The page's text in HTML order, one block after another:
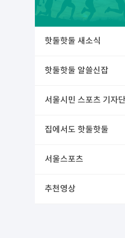
핫둘핫둘 새소식
핫둘핫둘 알쓸신잡
서울시민 스포츠 기자단
집에서도 핫둘핫둘
서울스포츠
추천영상